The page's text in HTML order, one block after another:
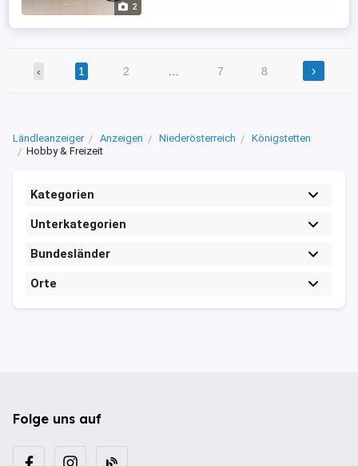
2
Teilenummer: ...
‹ 1 2 7 8 ›
Ländleanzeiger Anzeigen Niederösterreich
Königstetten
Hobby & Freizeit
Kategorien
Unterkategorien
Bundesländer
Orte
Folge uns auf